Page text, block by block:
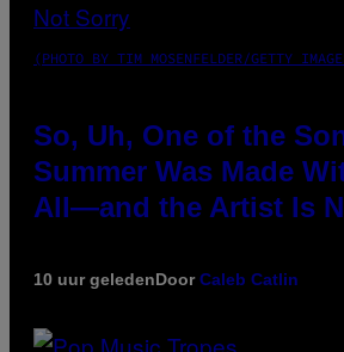
(PHOTO BY TIM MOSENFELDER/GETTY
So, Uh, One of the
Summer Was Made
All—and the Artist Is
10 uur geledenDoorCaleb Catlin